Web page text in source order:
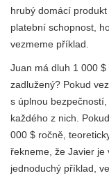
hrubý domácí
platební schopnost,
vezmeme příklad.
Juan má dluh 1 000
zadlužený? Pokud
s úplnou
každého z nich.
000 $ ročně,
řekneme, že Javier je
jednoduchý příklad,